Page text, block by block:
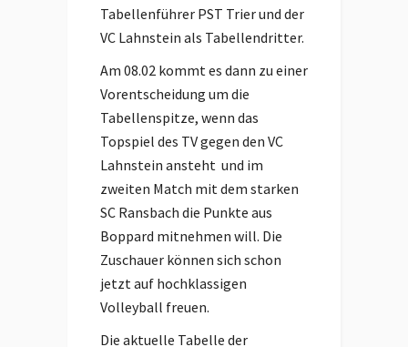
Tabellenführer PST Trier und der
VC Lahnstein als Tabellendritter.
Am 08.02 kommt es dann zu einer
Vorentscheidung um die
Tabellenspitze, wenn das
Topspiel des TV gegen den VC
Lahnstein ansteht und im
zweiten Match mit dem starken
SC Ransbach die Punkte aus
Boppard mitnehmen will. Die
Zuschauer können sich schon
jetzt auf hochklassigen
Volleyball freuen.
Die aktuelle Tabelle der